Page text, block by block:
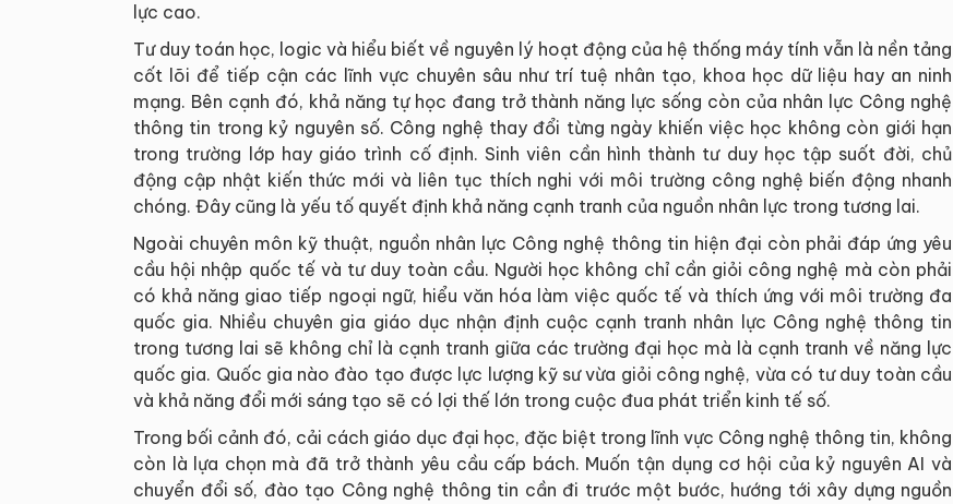
lực cao.
Tư duy toán học, logic và hiểu biết về nguyên lý hoạt động của hệ thống máy tính vẫn là nền tảng
cốt lõi để tiếp cận các lĩnh vực chuyên sâu như trí tuệ nhân tạo, khoa học dữ liệu hay an ninh
mạng. Bên cạnh đó, khả năng tự học đang trở thành năng lực sống còn của nhân lực Công nghệ
thông tin trong kỷ nguyên số. Công nghệ thay đổi từng ngày khiến việc học không còn giới hạn
trong trường lớp hay giáo trình cố định. Sinh viên cần hình thành tư duy học tập suốt đời, chủ
động cập nhật kiến thức mới và liên tục thích nghi với môi trường công nghệ biến động nhanh
chóng. Đây cũng là yếu tố quyết định khả năng cạnh tranh của nguồn nhân lực trong tương lai.
Ngoài chuyên môn kỹ thuật, nguồn nhân lực Công nghệ thông tin hiện đại còn phải đáp ứng yêu
cầu hội nhập quốc tế và tư duy toàn cầu. Người học không chỉ cần giỏi công nghệ mà còn phải
có khả năng giao tiếp ngoại ngữ, hiểu văn hóa làm việc quốc tế và thích ứng với môi trường đa
quốc gia. Nhiều chuyên gia giáo dục nhận định cuộc cạnh tranh nhân lực Công nghệ thông tin
trong tương lai sẽ không chỉ là cạnh tranh giữa các trường đại học mà là cạnh tranh về năng lực
quốc gia. Quốc gia nào đào tạo được lực lượng kỹ sư vừa giỏi công nghệ, vừa có tư duy toàn cầu
và khả năng đổi mới sáng tạo sẽ có lợi thế lớn trong cuộc đua phát triển kinh tế số.
Trong bối cảnh đó, cải cách giáo dục đại học, đặc biệt trong lĩnh vực Công nghệ thông tin, không
còn là lựa chọn mà đã trở thành yêu cầu cấp bách. Muốn tận dụng cơ hội của kỷ nguyên AI và
chuyển đổi số, đào tạo Công nghệ thông tin cần đi trước một bước, hướng tới xây dựng nguồn